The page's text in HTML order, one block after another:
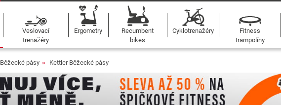
Veslovací
trenažéry
Ergometry
Recumbent
bikes
Cyklotrenažéry
Fitness
trampolíny
Běžecké pásy Kettler Běžecké pásy